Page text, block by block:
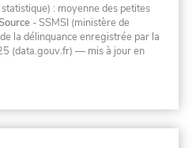
: moyenne des petites
- SSMSI (ministère de
la délinquance enregistrée par la
(data.gouv.fr) — mis à jour en